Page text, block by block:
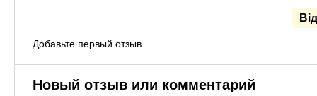
Добавьте первый отзыв
Новый отзыв или комментарий